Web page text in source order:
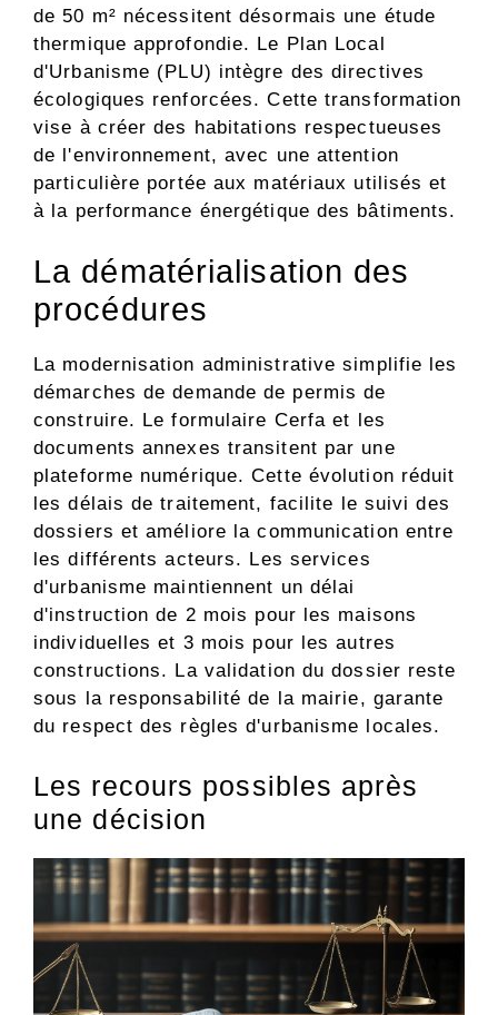
de 50 m² nécessitent désormais une étude
thermique approfondie. Le Plan Local
d'Urbanisme (PLU) intègre des directives
écologiques renforcées. Cette transformation
vise à créer des habitations respectueuses
de l'environnement, avec une attention
particulière portée aux matériaux utilisés et
à la performance énergétique des bâtiments.
La dématérialisation des
procédures
La modernisation administrative simplifie les
démarches de demande de permis de
construire. Le formulaire Cerfa et les
documents annexes transitent par une
plateforme numérique. Cette évolution réduit
les délais de traitement, facilite le suivi des
dossiers et améliore la communication entre
les différents acteurs. Les services
d'urbanisme maintiennent un délai
d'instruction de 2 mois pour les maisons
individuelles et 3 mois pour les autres
constructions. La validation du dossier reste
sous la responsabilité de la mairie, garante
du respect des règles d'urbanisme locales.
Les recours possibles après
une décision